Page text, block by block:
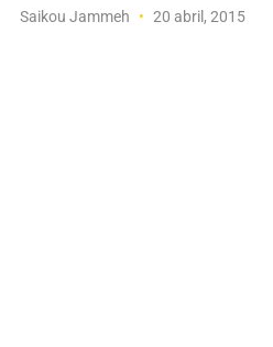
Saikou Jammeh 20 abril, 2015